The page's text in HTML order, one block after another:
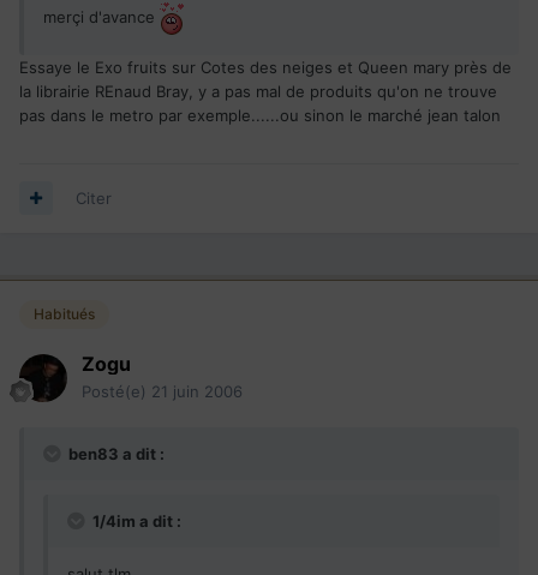
merçi d'avance
Essaye le Exo fruits sur Cotes des neiges et Queen mary près de
la librairie REnaud Bray, y a pas mal de produits qu'on ne trouve
pas dans le metro par exemple......ou sinon le marché jean talon
Citer
Habitués
Zogu
Posté(e) 21 juin 2006
ben83 a dit :
1/4im a dit :